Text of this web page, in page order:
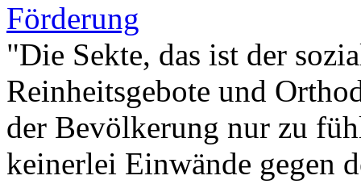
Förderung
"Die Sekte, das ist der
Reinheitsgebote und
der Bevölkerung nur zu
keinerlei Einwände gegen